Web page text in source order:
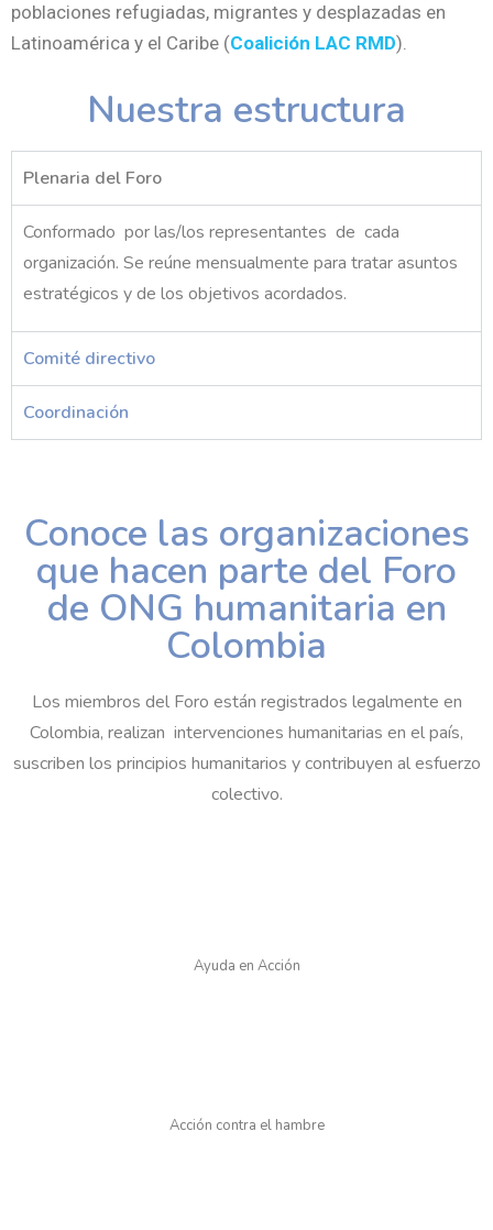
poblaciones refugiadas, migrantes y desplazadas en
Latinoamérica y el Caribe (Coalición LAC RMD).
Nuestra estructura
Plenaria del Foro
Conformado por las/los representantes de cada
organización. Se reúne mensualmente para tratar asuntos
estratégicos y de los objetivos acordados.
Comité directivo
Coordinación
Conoce las organizaciones
que hacen parte del Foro
de ONG humanitaria en
Colombia
Los miembros del Foro están registrados legalmente en
Colombia, realizan intervenciones humanitarias en el país,
suscriben los principios humanitarios y contribuyen al esfuerzo
colectivo.
Ayuda en Acción
Acción contra el hambre